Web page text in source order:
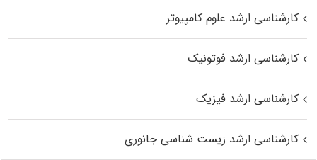
کارشناسی ارشد علوم کامپیوتر
کارشناسی ارشد فوتونیک
کارشناسی ارشد فیزیک
کارشناسی ارشد زیست‌ شناسی جانوری